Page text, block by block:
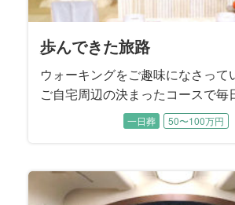
歩んできた旅路
ウォーキングをご趣味になさって
ご自宅周辺の決まったコースで毎
に歩かれていたこともあり、88歳
直前まで大きなご病気をすること
気だった頃は、お二人で手を繋ぎ
されていたそうです。 子供たちか
一日葬 50〜100万円